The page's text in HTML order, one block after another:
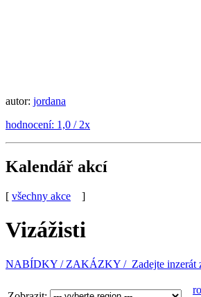
autor: jordana
hodnocení: 1,0 / 2x
Kalendář akcí
[ všechny akce ]
Vizážisti
NABÍDKY / ZAKÁZKY / Zadejte inzerát